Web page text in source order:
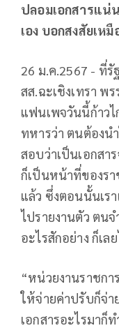
ปลอมเอกสารแน่
เอง บอกสงสัยเห
26 ม.ค.2567 - ที่
สส.ฉะเชิงเทรา พ
แฟนเพจวันนี้ก้าว
ทหารว่า ตนต้องน
สอบว่าเป็นเอกสา
ก็เป็นหน้าที่ของรา
แล้ว ซึ่งตอนนั้นเร
ไปรายงานตัว ตน
อะไรสักอย่าง ก็เล
“หน่วยงานราชกา
ให้จ่ายค่าปรับก็จ่
เอกสารอะไรมาก็